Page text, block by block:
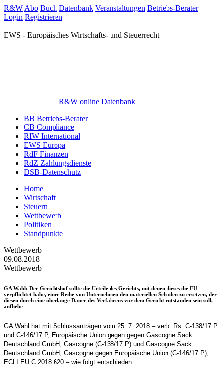
R&W Abo Buch Datenbank Veranstaltungen Betriebs-Berater
Login Registrieren
EWS - Europäisches Wirtschafts- und Steuerrecht
R&W online Datenbank
BB Betriebs-Berater
CB Compliance
RIW International
EWS Europa
RdF Finanzen
RdZ Zahlungsdienste
DSB-Datenschutz
Home
Wirtschaft
Steuern
Wettbewerb
Politiken
Standpunkte
Wettbewerb
09.08.2018
Wettbewerb
GA Wahl: Der Gerichtshof sollte die Urteile des Gerichts, mit denen dieses die EU
verpflichtet habe, einer Reihe von Unternehmen den materiellen Schaden zu ersetzen, der
diesen durch eine überlange Dauer des Verfahrens vor dem Gericht entstanden sein soll,
aufhebe
GA Wahl hat mit Schlussanträgen vom 25. 7. 2018 – verb. Rs. C-138/17 P
und C-146/17 P, Europäische Union gegen gegen Gascogne Sack
Deutschland GmbH, Gascogne (C-138/17 P) und Gascogne Sack
Deutschland GmbH, Gascogne gegen Europäische Union (C-146/17 P),
ECLI:EU:C:2018:620 – wie folgt entschieden: